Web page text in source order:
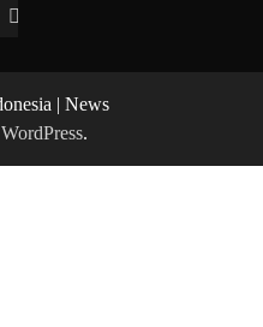
| News
WordPress.